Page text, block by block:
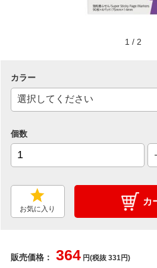
1 / 2
カラー
個数
お気に入り
カ
販売価格： 364円(税抜 331円)